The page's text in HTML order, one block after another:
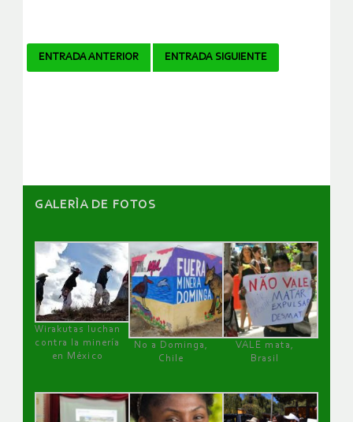
Navegador
ENTRADA ANTERIOR ENTRADA SIGUIENTE
GALERÌA DE FOTOS
Wirakutas luchan
contra la minería
en México
No a Dominga,
Chile
VALE mata,
Brasil